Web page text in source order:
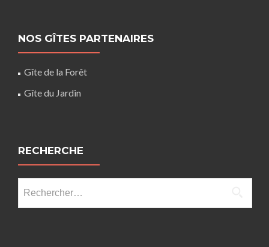
NOS GÎTES PARTENAIRES
Gîte de la Forêt
Gîte du Jardin
RECHERCHE